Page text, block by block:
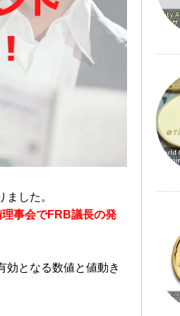
した。
事会でFRB議長の発
効となる数値と値動き